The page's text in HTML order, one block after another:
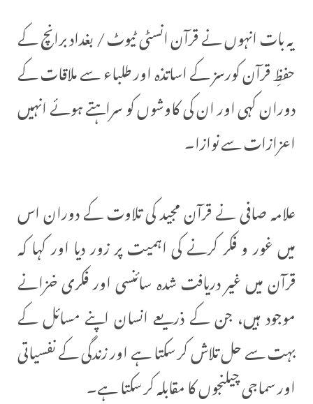
یہ بات انہوں نے قرآن انسٹی ٹیوٹ / بغداد برانچ کے
حفظِ قرآن کورسز کے اساتذہ اور طلباء سے ملاقات کے
دوران کہی اور ان کی کاوشوں کو سراہتے ہوئے انہیں
اعزازات سے نوازا۔
علامہ صافی نے قرآن مجید کی تلاوت کے دوران اس
میں غور و فکر کرنے کی اہمیت پر زور دیا اور کہا کہ
قرآن میں غیر دریافت شدہ سائنسی اور فکری خزانے
موجود ہیں، جن کے ذریعے انسان اپنے مسائل کے
بہت سے حل تلاش کر سکتا ہے اور زندگی کے نفسیاتی
اور سماجی چیلنجوں کا مقابلہ کر سکتا ہے۔